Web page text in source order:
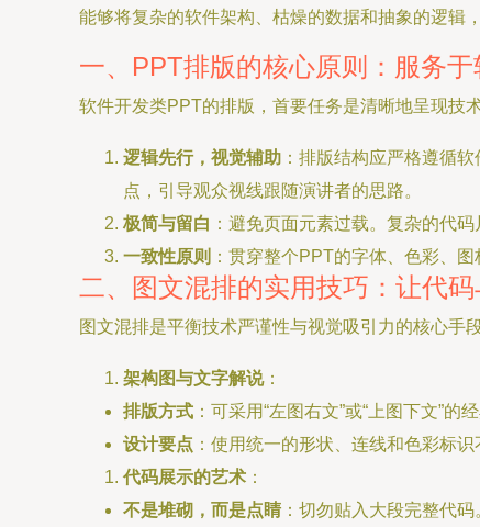
能够将复杂的软件架构、枯燥的数据和抽象的逻辑
一、PPT排版的核心原则：服务
软件开发类PPT的排版，首要任务是清晰地呈现技
逻辑先行，视觉辅助 ：排版结构应严格遵循
点，引导观众视线跟随演讲者的思路。
极简与留白 ：避免页面元素过载。复杂的代
一致性原则 ：贯穿整个PPT的字体、色彩、
二、图文混排的实用技巧：让代码
图文混排是平衡技术严谨性与视觉吸引力的核心手
架构图与文字解说：
排版方式 ：可采用“左图右文”或“上图下文”
设计要点 ：使用统一的形状、连线和色彩标
代码展示的艺术 ：
不是堆砌，而是点睛：切勿贴入大段完整代码